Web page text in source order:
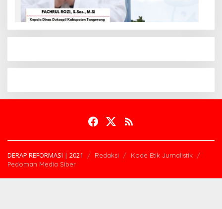
DERAP REFORMASI | 2021 Redaksi
Kode Etik Jurnalistik
Pedoman Media Siber